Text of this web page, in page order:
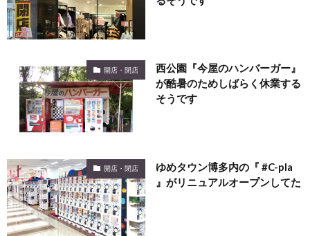
開店・閉店
西公園『今屋のハンバーガー』
が酷暑のためしばらく休業する
そうです
開店・閉店
ゆめタウン博多内の『 #C-pla
』がリニュアルオープンしてた